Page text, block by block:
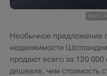
Фото:
Необычное предложение
недвижимости
продают всего за 120
дешевле, чем стоимость